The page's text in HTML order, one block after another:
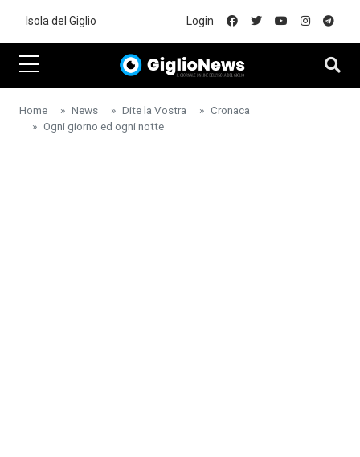
Isola del Giglio Login
Home News Dite la Vostra
Cronaca
Ogni giorno ed ogni notte